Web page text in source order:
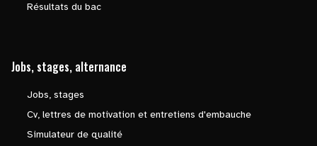
Résultats du bac
Jobs, stages, alternance
Jobs, stages
Cv, lettres de motivation et entretiens d'embauche
Simulateur de qualité